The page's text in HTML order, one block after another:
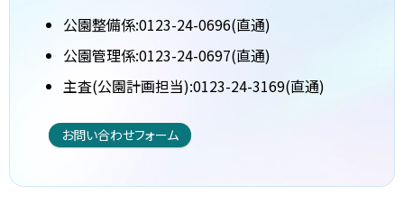
公園整備係:0123-24-0696(直通)
公園管理係:0123-24-0697(直通)
主査(公園計画担当):0123-24-3169(直通)
お問い合わせフォーム